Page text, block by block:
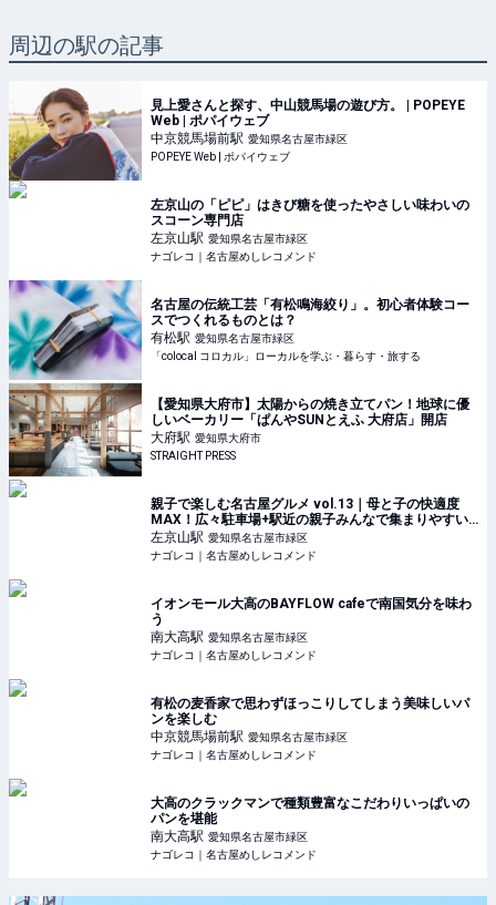
周辺の駅の記事
見上愛さんと探す、中山競馬場の遊び方。 | POPEYE
Web | ポパイウェブ
中京競馬場前駅 愛知県名古屋市緑区
POPEYE Web | ポパイウェブ
左京山の「ピピ」はきび糖を使ったやさしい味わいの
スコーン専門店
左京山駅 愛知県名古屋市緑区
ナゴレコ｜名古屋めしレコメンド
名古屋の伝統工芸「有松鳴海絞り」。初心者体験コー
スでつくれるものとは？
有松駅 愛知県名古屋市緑区
「colocal コロカル」ローカルを学ぶ・暮らす・旅する
【愛知県大府市】太陽からの焼き立てパン！地球に優
しいベーカリー「ぱんやSUNとえふ 大府店」開店
大府駅 愛知県大府市
STRAIGHT PRESS
親子で楽しむ名古屋グルメ vol.13｜母と子の快適度
MAX！広々駐車場+駅近の親子みんなで集まりやすい
カフェ
左京山駅 愛知県名古屋市緑区
ナゴレコ｜名古屋めしレコメンド
イオンモール大高のBAYFLOW cafeで南国気分を味わ
う
南大高駅 愛知県名古屋市緑区
ナゴレコ｜名古屋めしレコメンド
有松の麦香家で思わずほっこりしてしまう美味しいパ
ンを楽しむ
中京競馬場前駅 愛知県名古屋市緑区
ナゴレコ｜名古屋めしレコメンド
大高のクラックマンで種類豊富なこだわりいっぱいの
パンを堪能
南大高駅 愛知県名古屋市緑区
ナゴレコ｜名古屋めしレコメンド